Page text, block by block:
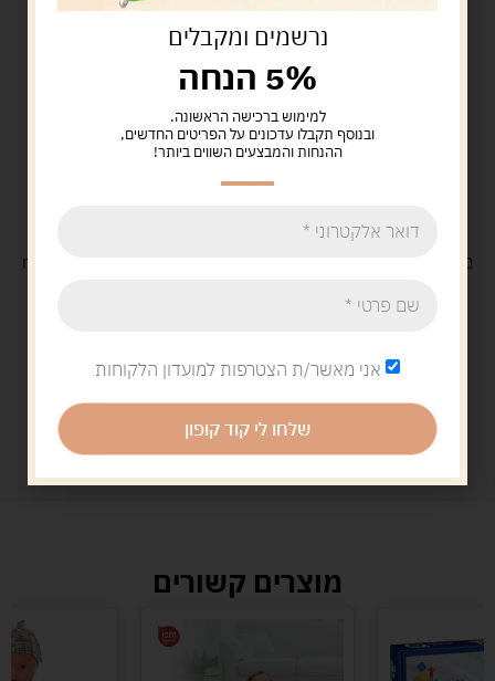
משלוח
מוצרים קשורים
נרשמים ומקבלים
5% הנחה
למימוש ברכישה הראשונה.
ובנוסף תקבלו עדכונים על הפריטים החדשים,
ההנחות והמבצעים השווים ביותר!
אני מאשר/ת הצטרפות למועדון הלקוחות
שלחו לי קוד קופון